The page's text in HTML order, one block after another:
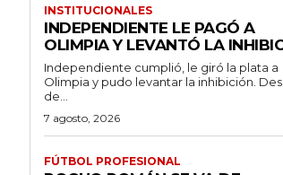
INSTITUCIONALES
INDEPENDIENTE LE PAGÓ A
OLIMPIA Y LEVANTÓ LA
Independiente cumplió, le giró la plata a
Olimpia y pudo levantar la inhibición. Después
de...
7 agosto, 2026
FÚTBOL PROFESIONAL